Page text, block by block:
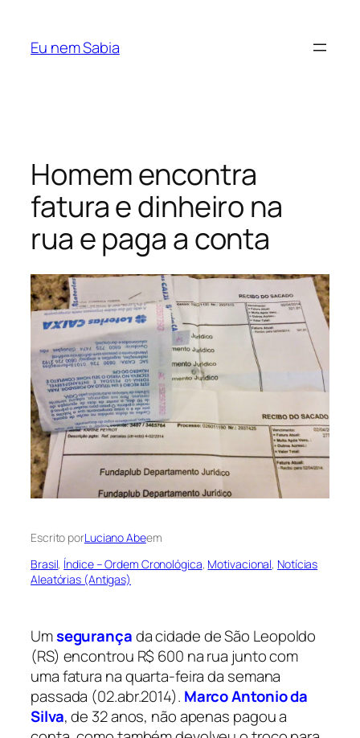
Eu nem Sabia
Homem encontra
fatura e dinheiro na
rua e paga a conta
Escrito porLuciano Abeem
Brasil, Índice – Ordem Cronológica, Motivacional, Notícias
Aleatórias (Antigas)
Umsegurançada cidade de São Leopoldo
(RS) encontrou R$ 600 na rua junto com
uma fatura na quarta-feira da semana
passada (02.abr.2014). Marco Antonio da
Silva, de 32 anos, não apenas pagou a